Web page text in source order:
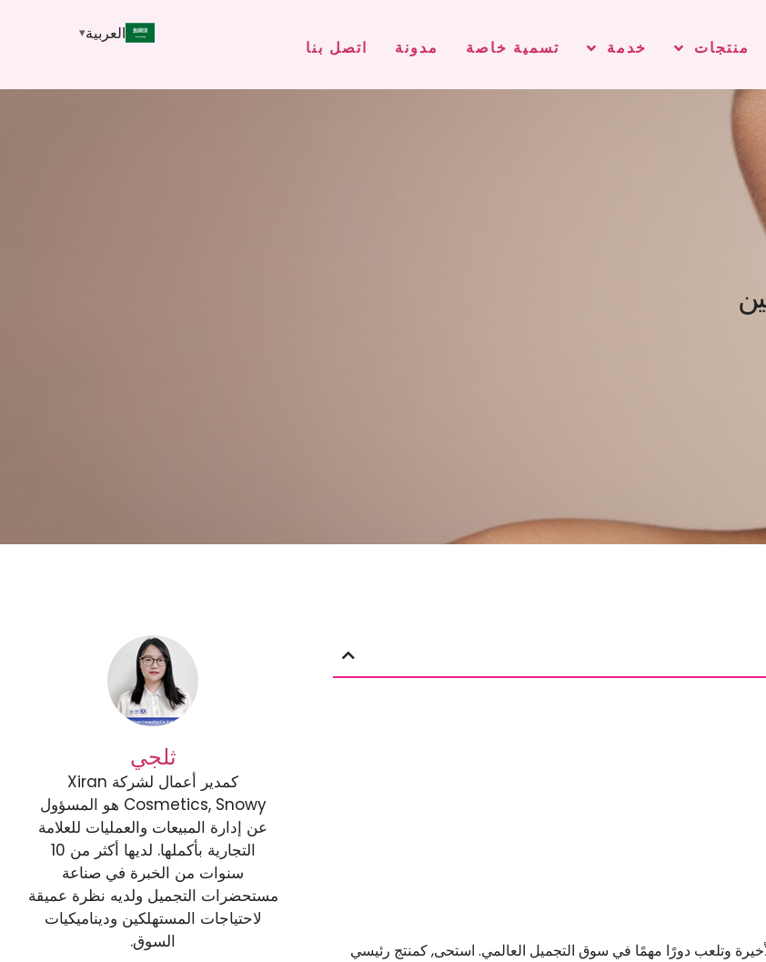
منتجات خدمة تسمية خاصة مدونة اتصل بنا
العربية
وتلعب دورًا مهمًا في سوق التجميل العالمي. استحى, كمنتج رئيسي
ثلجي
كمدير أعمال لشركة Xiran
Cosmetics, Snowy هو المسؤول
عن إدارة المبيعات والعمليات للعلامة
التجارية بأكملها. لديها أكثر من 10
سنوات من الخبرة في صناعة
مستحضرات التجميل ولديه نظرة عميقة
لاحتياجات المستهلكين وديناميكيات
السوق.